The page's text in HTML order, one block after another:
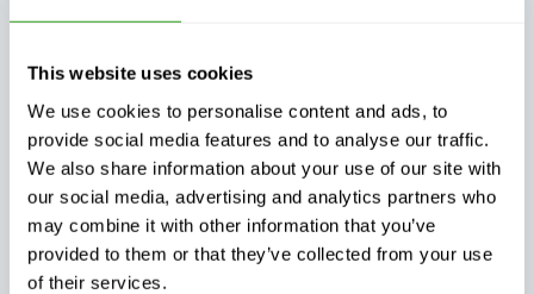
This website uses cookies
We use cookies to personalise content and ads, to
provide social media features and to analyse our traffic.
We also share information about your use of our site with
our social media, advertising and analytics partners who
may combine it with other information that you’ve
provided to them or that they’ve collected from your use
of their services.
Ausbildung, egal
Immer zertifiziert,
immer Qualität
Außergewöhnlicher